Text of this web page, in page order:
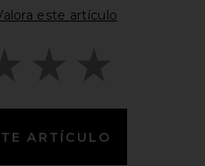
este artículo
ARTÍCULO